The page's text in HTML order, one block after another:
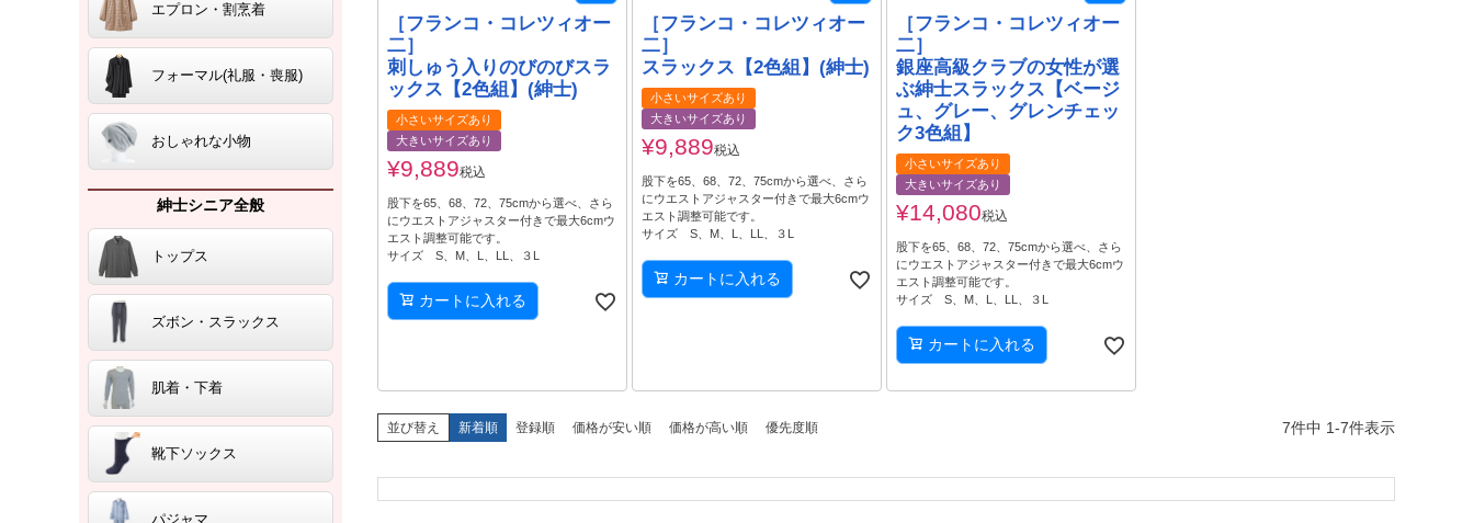
エプロン・割烹着
フォーマル(礼服・喪服)
おしゃれな小物
紳士シニア全般
トップス
ズボン・スラックス
肌着・下着
靴下ソックス
パジャマ
［フランコ・コレツィオー
二］
刺しゅう入りのびのびスラ
ックス【2色組】(紳士)
小さいサイズあり
大きいサイズあり
¥9,889税込
股下を65、68、72、75cmから選べ、さら
にウエストアジャスター付きで最大6cmウ
エスト調整可能です。
サイズ S、M、L、LL、３L
カートに入れる
［フランコ・コレツィオー
二］
スラックス【2色組】(紳士)
小さいサイズあり
大きいサイズあり
¥9,889税込
股下を65、68、72、75cmから選べ、さら
にウエストアジャスター付きで最大6cmウ
エスト調整可能です。
サイズ S、M、L、LL、３L
カートに入れる
［フランコ・コレツィオー
二］
銀座高級クラブの女性が選
ぶ紳士スラックス【ベージ
ュ、グレー、グレンチェッ
ク3色組】
小さいサイズあり
大きいサイズあり
¥14,080税込
股下を65、68、72、75cmから選べ、さら
にウエストアジャスター付きで最大6cmウ
エスト調整可能です。
サイズ S、M、L、LL、３L
カートに入れる
並び替え 新着順 登録順 価格が安い順 価格が高い順 優先度順 7件中 1-7件表示